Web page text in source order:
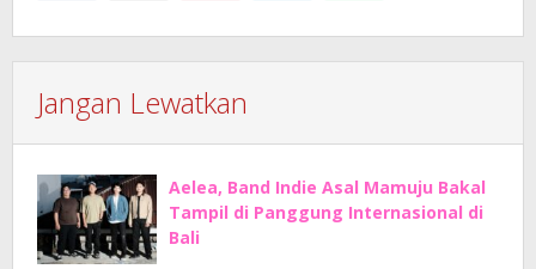
Jangan Lewatkan
Aelea, Band Indie Asal Mamuju Bakal
Tampil di Panggung Internasional di
Bali